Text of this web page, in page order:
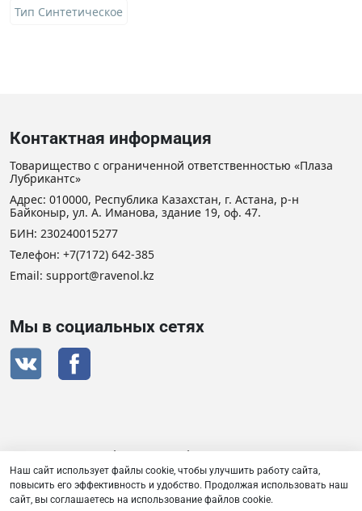
Тип Синтетическое
Контактная информация
Товарищество с ограниченной ответственностью «Плаза
Лубрикантс»
Адрес: 010000, Республика Казахстан, г. Астана, р-н
Байконыр, ул. А. Иманова, здание 19, оф. 47.
БИН: 230240015277
Телефон: +7(7172) 642-385
Email: support@ravenol.kz
Мы в социальных сетях
Сертификат дистрибьютора RAVENOL
Товарищество с ограниченной ответственностью «Плаза
Наш сайт использует файлы cookie, чтобы улучшить работу сайта,
повысить его эффективность и удобство. Продолжая использовать наш
сайт, вы соглашаетесь на использование файлов cookie.